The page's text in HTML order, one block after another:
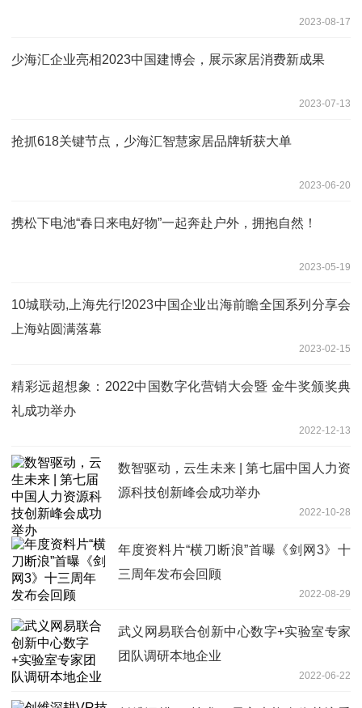
2023-08-17
少海汇企业亮相2023中国建博会，展示家居消费新成果
2023-07-13
抢抓618关键节点，少海汇智慧家居品牌斩获大单
2023-06-20
携松下电池“春日来电好物”一起奔赴户外，拥抱自然！
2023-05-19
10城联动,上海先行!2023中国企业出海前瞻全国系列分享会
上海站圆满落幕
2023-02-15
精彩远超想象：2022中国数字化营销大会暨 金牛奖颁奖典
礼成功举办
2022-12-13
数智驱动，云生未来 | 第七届中国人力资
源科技创新峰会成功举办
2022-10-28
年度资料片“横刀断浪”首曝《剑网3》十
三周年发布会回顾
2022-08-29
武义网易联合创新中心数字+实验室专家
团队调研本地企业
2022-06-22